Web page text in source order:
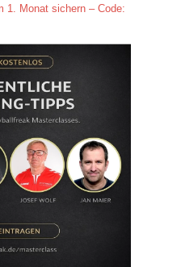
1. Monat sichern – Code: